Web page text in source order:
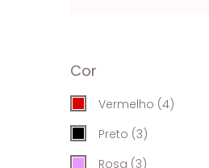
Cor
Vermelho (4)
Preto (3)
Rosa (3)